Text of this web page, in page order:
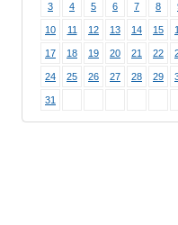
3 4 5 6 7 8
10 11 12 13 14 15
17 18 19 20 21 22
24 25 26 27 28 29
31